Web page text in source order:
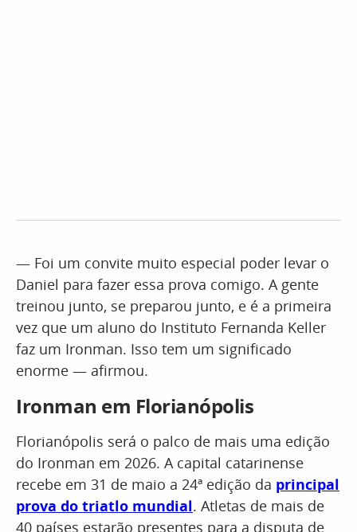
— Foi um convite muito especial poder levar o
Daniel para fazer essa prova comigo. A gente
treinou junto, se preparou junto, e é a primeira
vez que um aluno do Instituto Fernanda Keller
faz um Ironman. Isso tem um significado
enorme — afirmou.
Ironman em Florianópolis
Florianópolis será o palco de mais uma edição
do Ironman em 2026. A capital catarinense
recebe em 31 de maio a 24ª edição da principal
prova do triatlo mundial. Atletas de mais de
40 países estarão presentes para a disputa de